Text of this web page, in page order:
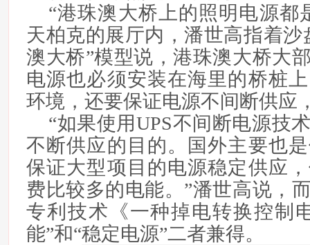
“港珠澳大桥上的照明电源都
天柏克的展厅内，潘世高指着沙
澳大桥”模型说，港珠澳大桥大
电源也必须安装在海里的桥桩
环境，还要保证电源不间断供应
“如果使用UPS不间断电源技
不断供应的目的。国外主要也
保证大型项目的电源稳定供应
费比较多的电能。”潘世高说，
专利技术《一种掉电转换控制
能”和“稳定电源”二者兼得。